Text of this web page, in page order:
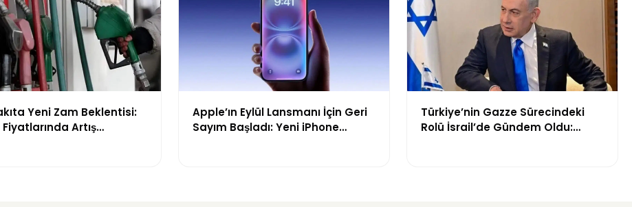
Yeni Zam Beklentisi:
Fiyatlarında Artış
Apple’ın Eylül Lansmanı İçin Geri
Sayım Başladı: Yeni iPhone
Türkiye’nin Gazze Sürecindeki
Rolü İsrail’de Gündem Oldu: